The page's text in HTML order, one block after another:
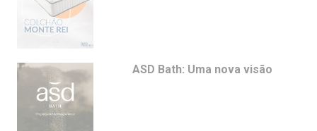
ASD Bath: Uma nova visão